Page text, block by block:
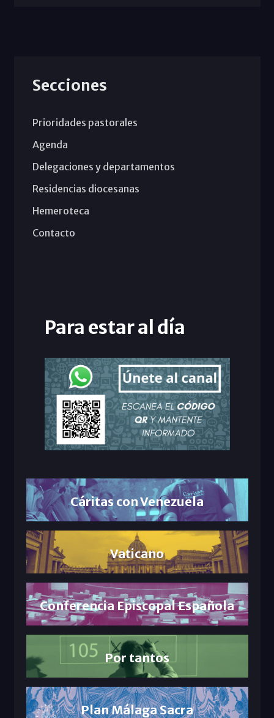
Secciones
Prioridades pastorales
Agenda
Delegaciones y departamentos
Residencias diocesanas
Hemeroteca
Contacto
Para estar al día
Cáritas con Venezuela
Vaticano
Conferencia Episcopal Española
Por tantos
Plan Málaga Sacra